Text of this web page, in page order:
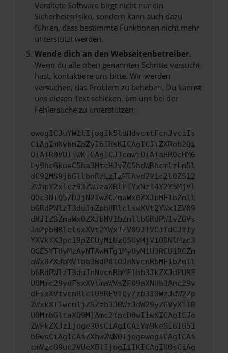
Veraltete Software birgt nicht nur ein
Sicherheitsrisiko, sondern kann auch dazu
führen, dass bestimmte Funktionen nicht mehr
unterstützt werden.
Wende dich an den Webseitenbetreiber.
Wenn du alle oben genannten Schritte versucht
hast, kontaktiere uns bitte. Wir werden
versuchen, das Problem zu beheben. Du kannst
uns diesen Text schicken, um uns bei der
Fehlersuche zu unterstützen:
ewogICJuYW1lIjogIk5ldHdvcmtFcnJvciIs
CiAgImNvbmZpZyI6IHsKICAgICJtZXRob2Qi
OiAiR0VUIiwKICAgICJ1cmwiOiAiaHR0cHM6
Ly9hcGkueC5ha3MtcHJvZC5hdWRhcmlzLm5l
dC92MS9jbGllbnRzLzIzMTAvd2Vic2l0ZS12
ZWhpY2xlcz93ZWJzaXRlPTYxNzI4Y2Y5MjVl
ODc3NTQ5ZDJjN2IwZCZmaWx0ZXJbMF1bZmll
bGRdPWlzT3duJmZpbHRlclswXVt2YWx1ZV09
dHJ1ZSZmaWx0ZXJbMV1bZmllbGRdPW1vZGVs
JmZpbHRlclsxXVt2YWx1ZV09JTVCJTdCJTIy
YXVkYXJpc19pZCUyMiUzQSUyMjViODNlMzc3
OGE5YTUyMzAyNTAwMTg1MyUyMiU3RCU1RCZm
aWx0ZXJbMV1bb3BdPUlOJnNvcnRbMF1bZmll
bGRdPWlzT3duJnNvcnRbMF1bb3JkZXJdPURF
U0Mmc29ydFsxXVtmaWVsZF09aXNUb3Amc29y
dFsxXVtvcmRlcl09REVTQyZzb3J0WzJdW2Zp
ZWxkXT1wcmljZSZzb3J0WzJdW29yZGVyXT1B
U0MmbGltaXQ9MjAmc2tpcD0wIiwKICAgICJo
ZWFkZXJzIjoge30sCiAgICAiYm9keSI6IG51
bGwsCiAgICAiZXhwZWN0IjogewogICAgICAi
cmVzcG9uc2VUeXBlIjogIiIKICAgIH0sCiAg